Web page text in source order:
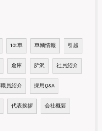
10t車 車輌情報 引越
倉庫 所沢 社員紹介
職員紹介 採用Q&A
代表挨拶 会社概要